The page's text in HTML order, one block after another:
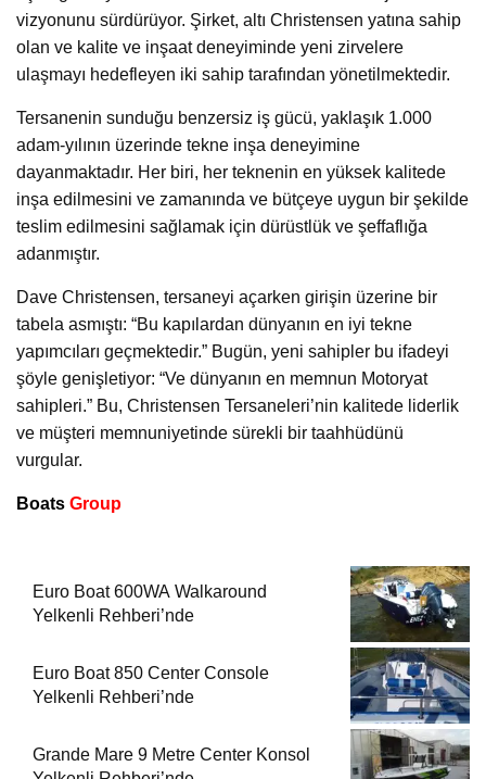
vizyonunu sürdürüyor. Şirket, altı Christensen yatına sahip
olan ve kalite ve inşaat deneyiminde yeni zirvelere
ulaşmayı hedefleyen iki sahip tarafından yönetilmektedir.
Tersanenin sunduğu benzersiz iş gücü, yaklaşık 1.000
adam-yılının üzerinde tekne inşa deneyimine
dayanmaktadır. Her biri, her teknenin en yüksek kalitede
inşa edilmesini ve zamanında ve bütçeye uygun bir şekilde
teslim edilmesini sağlamak için dürüstlük ve şeffaflığa
adanmıştır.
Dave Christensen, tersaneyi açarken girişin üzerine bir
tabela asmıştı: “Bu kapılardan dünyanın en iyi tekne
yapımcıları geçmektedir.” Bugün, yeni sahipler bu ifadeyi
şöyle genişletiyor: “Ve dünyanın en memnun Motoryat
sahipleri.” Bu, Christensen Tersaneleri’nin kalitede liderlik
ve müşteri memnuniyetinde sürekli bir taahhüdünü
vurgular.
Boats Group
Euro Boat 600WA Walkaround
Yelkenli Rehberi’nde
Euro Boat 850 Center Console
Yelkenli Rehberi’nde
Grande Mare 9 Metre Center Konsol